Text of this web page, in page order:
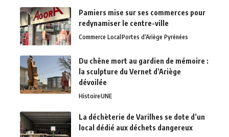
Pamiers mise sur ses commerces pour
redynamiser le centre-ville
Commerce LocalPortes d’Ariège Pyrénées
Du chêne mort au gardien de mémoire :
la sculpture du Vernet d’Ariège
dévoilée
HistoireUNE
La déchèterie de Varilhes se dote d’un
local dédié aux déchets dangereux